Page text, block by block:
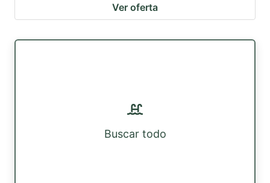
Ver oferta
Buscar todo